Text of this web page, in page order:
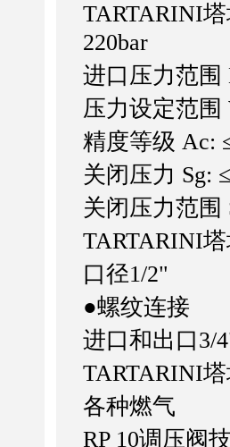
TARTARINI
220bar
进口压力范围
压力设定范围
精度等级 Ac:
关闭压力 Sg:
关闭压力范围
TARTARINI
口径1/2"
●螺纹连接
进口和出口3/
TARTARINI
各种
RP 10调压阀